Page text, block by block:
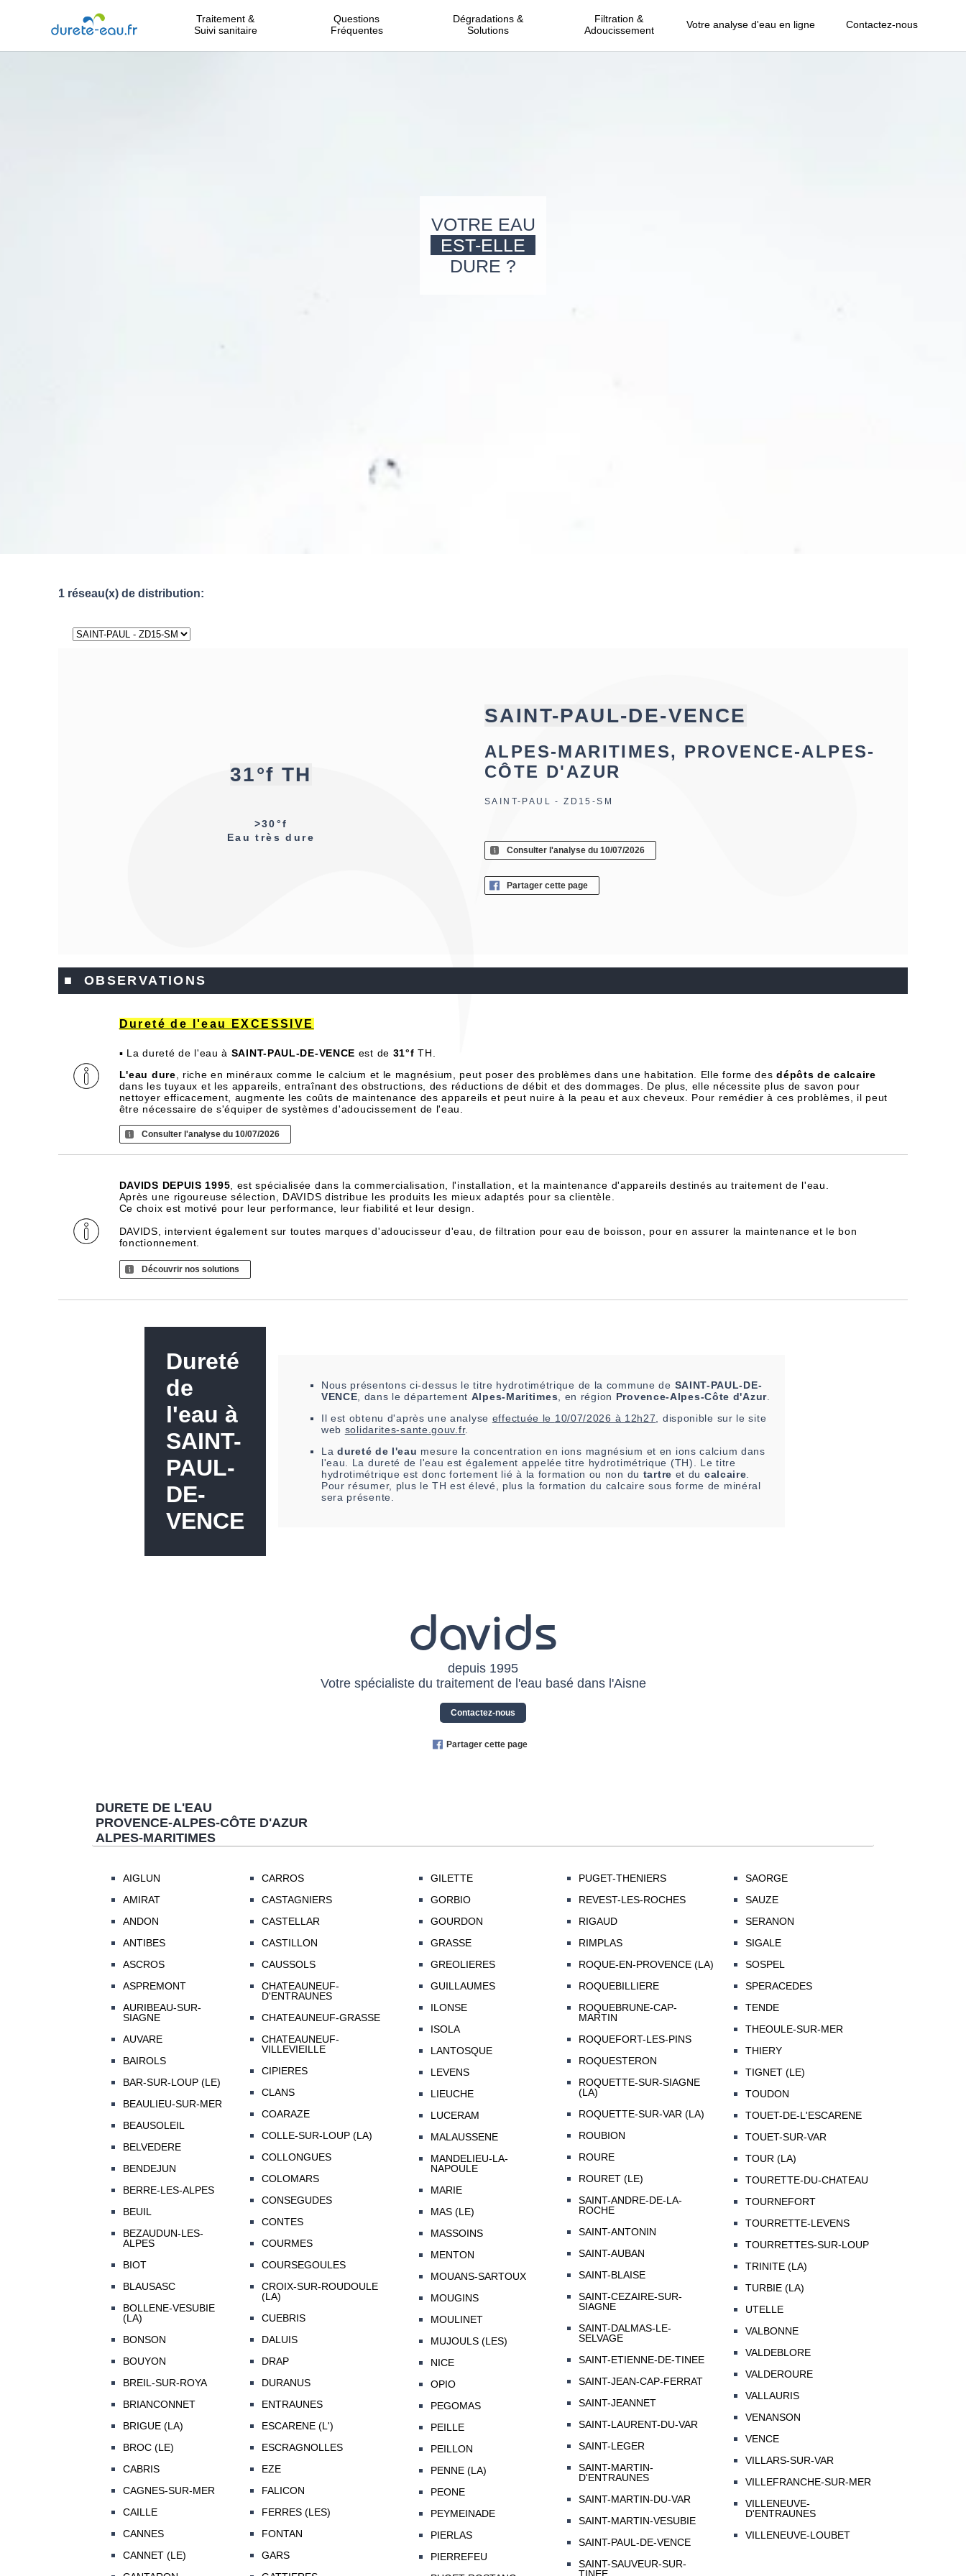
Traitement &
Suivi sanitaire
Questions
Fréquentes
Dégradations &
Solutions
Filtration &
Adoucissement
Votre analyse d'eau en ligne Contactez-nous
VOTRE EAU
EST-ELLE
DURE ?
1 réseau(x) de distribution:
31°f TH
>30°f
Eau très dure
SAINT-PAUL-DE-VENCE
ALPES-MARITIMES, PROVENCE-ALPES-
CÔTE D'AZUR
SAINT-PAUL - ZD15-SM
Consulter l'analyse du 10/07/2026
Partager cette page
■ OBSERVATIONS
Dureté de l'eau EXCESSIVE
▪ La dureté de l'eau à SAINT-PAUL-DE-VENCE est de 31°f TH.
L'eau dure , riche en minéraux comme le calcium et le magnésium, peut poser des problèmes dans une habitation. Elle forme desdépôts de calcaire
dans les tuyaux et les appareils, entraînant des obstructions, des réductions de débit et des dommages. De plus, elle nécessite plus de savon pour
nettoyer efficacement, augmente les coûts de maintenance des appareils et peut nuire à la peau et aux cheveux. Pour remédier à ces problèmes, il peut
être nécessaire de s'équiper de systèmes d'adoucissement de l'eau.
Consulter l'analyse du 10/07/2026
DAVIDS DEPUIS 1995 , est spécialisée dans la commercialisation, l'installation, et la maintenance d'appareils destinés au traitement de l'eau.
Après une rigoureuse sélection, DAVIDS distribue les produits les mieux adaptés pour sa clientèle.
Ce choix est motivé pour leur performance, leur fiabilité et leur design.
DAVIDS, intervient également sur toutes marques d'adoucisseur d'eau, de filtration pour eau de boisson, pour en assurer la maintenance et le bon
fonctionnement.
Découvrir nos solutions
Dureté
de
l'eau à
SAINT-
PAUL-
DE-
VENCE
Nous présentons ci-dessus le titre hydrotimétrique de la commune de SAINT-PAUL-DE-
VENCE, dans le département Alpes-Maritimes, en région Provence-Alpes-Côte d'Azur.
Il est obtenu d'après une analyse effectuée le 10/07/2026 à 12h27, disponible sur le site
web solidarites-sante.gouv.fr.
La dureté de l'eau mesure la concentration en ions magnésium et en ions calcium dans
l'eau. La dureté de l'eau est également appelée titre hydrotimétrique (TH). Le titre
hydrotimétrique est donc fortement lié à la formation ou non du tartre et du calcaire.
Pour résumer, plus le TH est élevé, plus la formation du calcaire sous forme de minéral
sera présente.
davids
depuis 1995
Votre spécialiste du traitement de l'eau basé dans l'Aisne
Contactez-nous
Partager cette page
DURETE DE L'EAU
PROVENCE-ALPES-CÔTE D'AZUR
ALPES-MARITIMES
AIGLUN
AMIRAT
ANDON
ANTIBES
ASCROS
ASPREMONT
AURIBEAU-SUR-
SIAGNE
AUVARE
BAIROLS
BAR-SUR-LOUP (LE)
BEAULIEU-SUR-MER
BEAUSOLEIL
BELVEDERE
BENDEJUN
BERRE-LES-ALPES
BEUIL
BEZAUDUN-LES-
ALPES
BIOT
BLAUSASC
BOLLENE-VESUBIE
(LA)
BONSON
BOUYON
BREIL-SUR-ROYA
BRIANCONNET
BRIGUE (LA)
BROC (LE)
CABRIS
CAGNES-SUR-MER
CAILLE
CANNES
CANNET (LE)
CARROS
CASTAGNIERS
CASTELLAR
CASTILLON
CAUSSOLS
CHATEAUNEUF-
D'ENTRAUNES
CHATEAUNEUF-GRASSE
CHATEAUNEUF-
VILLEVIEILLE
CIPIERES
CLANS
COARAZE
COLLE-SUR-LOUP (LA)
COLLONGUES
COLOMARS
CONSEGUDES
CONTES
COURMES
COURSEGOULES
CROIX-SUR-ROUDOULE
(LA)
CUEBRIS
DALUIS
DRAP
DURANUS
ENTRAUNES
ESCARENE (L')
ESCRAGNOLLES
EZE
FALICON
FERRES (LES)
FONTAN
GARS
GILETTE
GORBIO
GOURDON
GRASSE
GREOLIERES
GUILLAUMES
ILONSE
ISOLA
LANTOSQUE
LEVENS
LIEUCHE
LUCERAM
MALAUSSENE
MANDELIEU-LA-
NAPOULE
MARIE
MAS (LE)
MASSOINS
MENTON
MOUANS-SARTOUX
MOUGINS
MOULINET
MUJOULS (LES)
NICE
OPIO
PEGOMAS
PEILLE
PEILLON
PENNE (LA)
PEONE
PEYMEINADE
PIERLAS
PIERREFEU
PUGET-THENIERS
REVEST-LES-ROCHES
RIGAUD
RIMPLAS
ROQUE-EN-PROVENCE (LA)
ROQUEBILLIERE
ROQUEBRUNE-CAP-
MARTIN
ROQUEFORT-LES-PINS
ROQUESTERON
ROQUETTE-SUR-SIAGNE
(LA)
ROQUETTE-SUR-VAR (LA)
ROUBION
ROURE
ROURET (LE)
SAINT-ANDRE-DE-LA-
ROCHE
SAINT-ANTONIN
SAINT-AUBAN
SAINT-BLAISE
SAINT-CEZAIRE-SUR-
SIAGNE
SAINT-DALMAS-LE-
SELVAGE
SAINT-ETIENNE-DE-TINEE
SAINT-JEAN-CAP-FERRAT
SAINT-JEANNET
SAINT-LAURENT-DU-VAR
SAINT-LEGER
SAINT-MARTIN-
D'ENTRAUNES
SAINT-MARTIN-DU-VAR
SAINT-MARTIN-VESUBIE
SAINT-PAUL-DE-VENCE
SAINT-SAUVEUR-SUR-
SAORGE
SAUZE
SERANON
SIGALE
SOSPEL
SPERACEDES
TENDE
THEOULE-SUR-MER
THIERY
TIGNET (LE)
TOUDON
TOUET-DE-L'ESCARENE
TOUET-SUR-VAR
TOUR (LA)
TOURETTE-DU-CHATEAU
TOURNEFORT
TOURRETTE-LEVENS
TOURRETTES-SUR-LOUP
TRINITE (LA)
TURBIE (LA)
UTELLE
VALBONNE
VALDEBLORE
VALDEROURE
VALLAURIS
VENANSON
VENCE
VILLARS-SUR-VAR
VILLEFRANCHE-SUR-MER
VILLENEUVE-
D'ENTRAUNES
VILLENEUVE-LOUBET